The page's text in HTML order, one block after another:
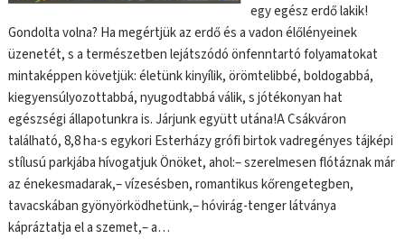
egy egész erdő lakik!
Gondolta volna? Ha megértjük az erdő és a vadon élőlényeinek
üzenetét, s a természetben lejátszódó önfenntartó folyamatokat
mintaképpen követjük: életünk kinyílik, örömtelibbé, boldogabbá,
kiegyensúlyozottabbá, nyugodtabbá válik, s jótékonyan hat
egészségi állapotunkra is. Járjunk együtt utána!A Csákváron
található, 8,8 ha-s egykori Esterházy grófi birtok vadregényes tájképi
stílusú parkjába hívogatjuk Önöket, ahol:– szerelmesen flótáznak már
az énekesmadarak,– vízesésben, romantikus kőrengetegben,
tavacskában gyönyörködhetünk,– hóvirág-tenger látványa
kápráztatja el a szemet,– a…